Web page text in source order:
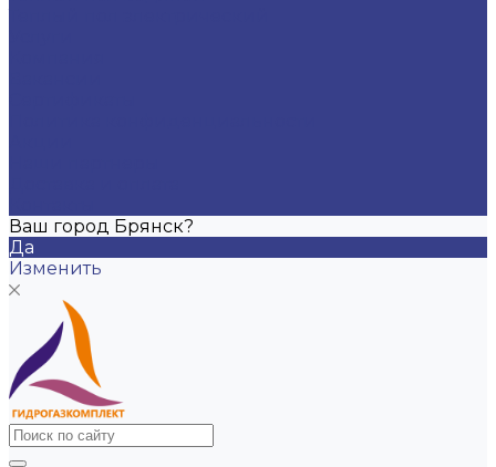
Ваш город Брянск?
Да
Изменить